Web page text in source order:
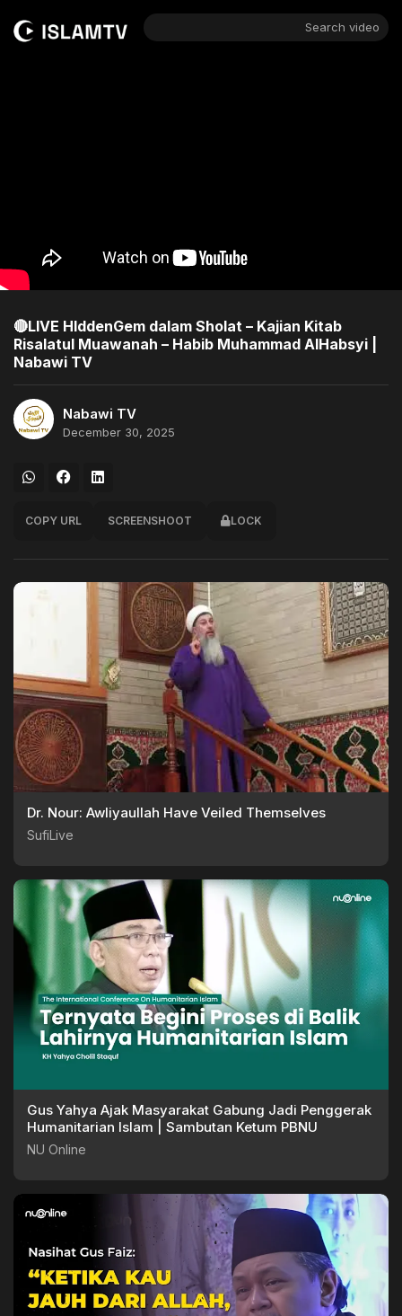
Search video
🔴LIVE HIddenGem dalam Sholat – Kajian Kitab
Risalatul Muawanah – Habib Muhammad AlHabsyi |
Nabawi TV
Nabawi TV
December 30, 2025
COPY URL SCREENSHOOT LOCK
Dr. Nour: Awliyaullah Have Veiled Themselves
SufiLive
Gus Yahya Ajak Masyarakat Gabung Jadi Penggerak
Humanitarian Islam | Sambutan Ketum PBNU
NU Online